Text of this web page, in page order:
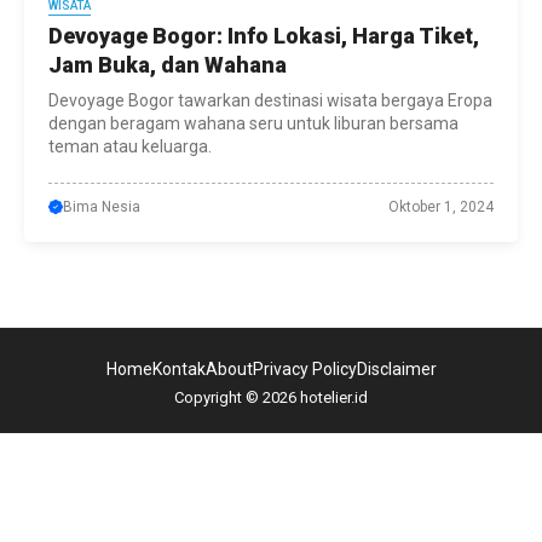
WISATA
Devoyage Bogor: Info Lokasi, Harga Tiket,
Jam Buka, dan Wahana
Devoyage Bogor tawarkan destinasi wisata bergaya Eropa
dengan beragam wahana seru untuk liburan bersama
teman atau keluarga.
Bima Nesia Oktober 1, 2024
Copyright © 2026 hotelier.id
HomeKontakAboutPrivacy PolicyDisclaimer